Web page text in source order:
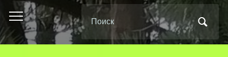
Переключить
мобильное
меню
Поиск
по: